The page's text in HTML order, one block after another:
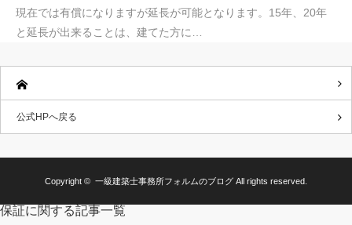
現在では有償になりますが延長が可能となります。15年、20年
と延長が出来ることは、建てた方に…
公式HPへ戻る
Copyright © 一級建築士事務所フォルムのブログ All rights reserved.
保証に関する記事一覧